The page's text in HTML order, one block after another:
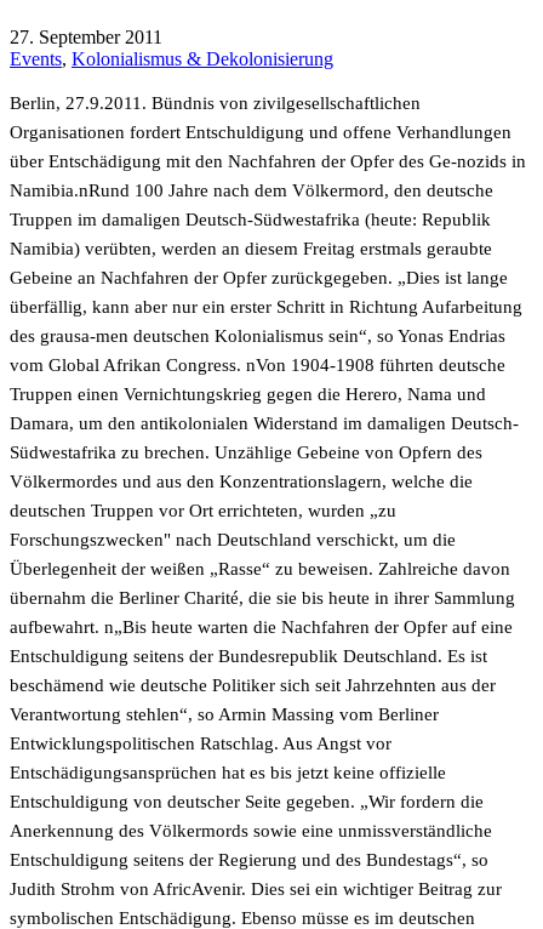
27. September 2011
Events, Kolonialismus & Dekolonisierung
Berlin, 27.9.2011. Bündnis von zivilgesellschaftlichen
Organisationen fordert Entschuldigung und offene Verhandlungen
über Entschädigung mit den Nachfahren der Opfer des Ge-nozids in
Namibia.nRund 100 Jahre nach dem Völkermord, den deutsche
Truppen im damaligen Deutsch-Südwestafrika (heute: Republik
Namibia) verübten, werden an diesem Freitag erstmals geraubte
Gebeine an Nachfahren der Opfer zurückgegeben. „Dies ist lange
überfällig, kann aber nur ein erster Schritt in Richtung Aufarbeitung
des grausa-men deutschen Kolonialismus sein“, so Yonas Endrias
vom Global Afrikan Congress. nVon 1904-1908 führten deutsche
Truppen einen Vernichtungskrieg gegen die Herero, Nama und
Damara, um den antikolonialen Widerstand im damaligen Deutsch-
Südwestafrika zu brechen. Unzählige Gebeine von Opfern des
Völkermordes und aus den Konzentrationslagern, welche die
deutschen Truppen vor Ort errichteten, wurden „zu
Forschungszwecken" nach Deutschland verschickt, um die
Überlegenheit der weißen „Rasse“ zu beweisen. Zahlreiche davon
übernahm die Berliner Charité, die sie bis heute in ihrer Sammlung
aufbewahrt. n„Bis heute warten die Nachfahren der Opfer auf eine
Entschuldigung seitens der Bundesrepublik Deutschland. Es ist
beschämend wie deutsche Politiker sich seit Jahrzehnten aus der
Verantwortung stehlen“, so Armin Massing vom Berliner
Entwicklungspolitischen Ratschlag. Aus Angst vor
Entschädigungsansprüchen hat es bis jetzt keine offizielle
Entschuldigung von deutscher Seite gegeben. „Wir fordern die
Anerkennung des Völkermords sowie eine unmissverständliche
Entschuldigung seitens der Regierung und des Bundestags“, so
Judith Strohm von AfricAvenir. Dies sei ein wichtiger Beitrag zur
symbolischen Entschädigung. Ebenso müsse es im deutschen